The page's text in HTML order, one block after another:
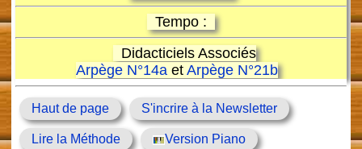
Tempo :
Didacticiels Associés
Arpège N°14aet Arpège N°21b
Haut de page S'incrire à la Newsletter
Lire la Méthode Version Piano